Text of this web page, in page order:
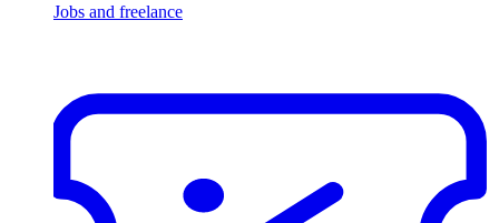
Jobs and freelance